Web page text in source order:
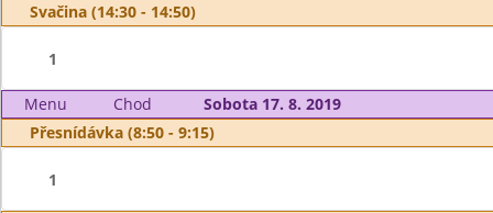
Svačina (14:30 - 14:50)
1
Menu Chod
Sobota 17. 8. 2019
Přesnídávka (8:50 - 9:15)
1